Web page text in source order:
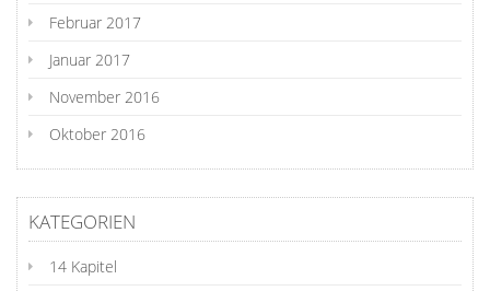
Februar 2017
Januar 2017
November 2016
Oktober 2016
KATEGORIEN
14 Kapitel